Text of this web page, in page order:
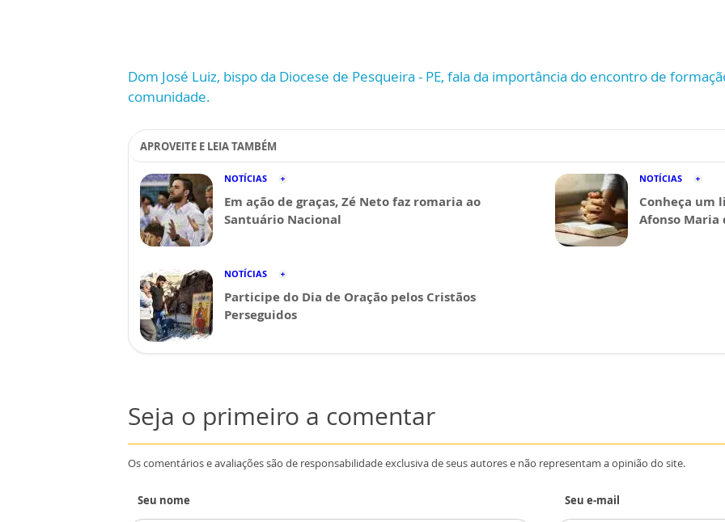
Dom José Luiz, bispo da Diocese de Pesqueira - PE, fala da importância do encontro de
comunidade.
APROVEITE E LEIA TAMBÉM
NOTÍCIAS
Em ação de graças, Zé Neto faz romaria ao
Santuário Nacional
NOTÍCIAS
Conheça um
Afonso Maria
NOTÍCIAS
Participe do Dia de Oração pelos Cristãos
Perseguidos
Seja o primeiro a comentar
Os comentários e avaliações são de responsabilidade exclusiva de seus autores e não representam a opinião do site.
Seu nome Seu e-mail